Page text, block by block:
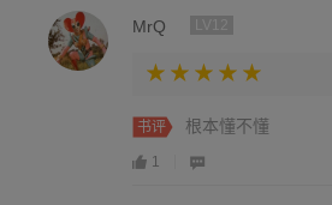
MrQ
书评 根本懂不懂
1